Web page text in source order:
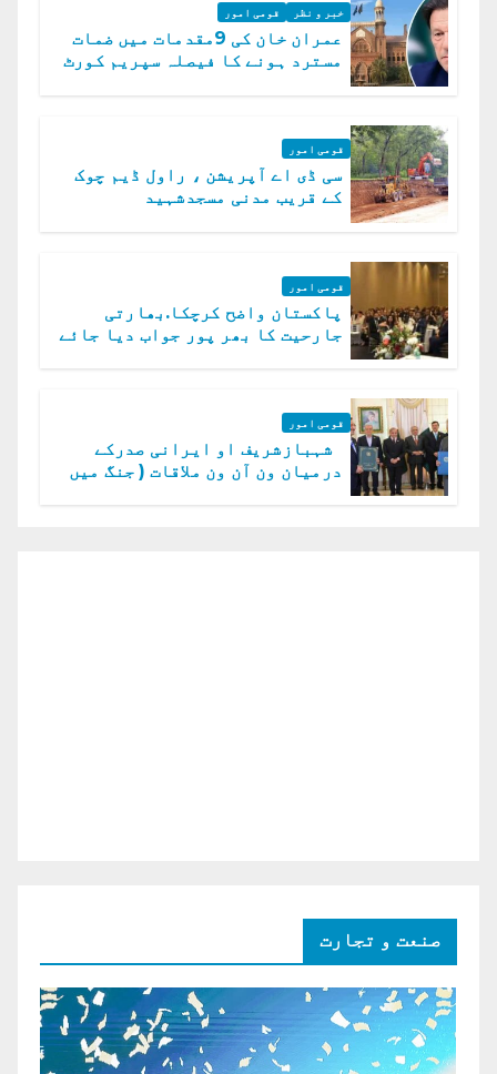
خبر و نظر قومی امور
عمران خان کی 9مقدمات میں ضمات
مسترد ہونے کا فیصلہ سپریم کورٹ
قومی امور
سی ڈی اے آپریشن ، راول ڈیم چوک
کے قریب مدنی مسجدشہید
قومی امور
پاکستان واضح کرچکا.بھارتی
جارحیت کا بھر پور جواب دیا جائے
قومی امور
شہبازشریف او ایرانی صدرکے
درمیان ون آن ون ملاقات ( جنگ میں
صنعت و تجارت